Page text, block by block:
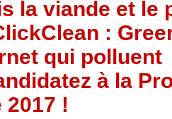
la viande et le
:
qui polluent
à la
2017 !